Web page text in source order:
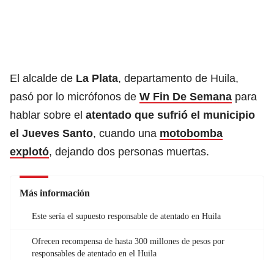
El alcalde de La Plata, departamento de Huila,
pasó por lo micrófonos de W Fin De Semana para
hablar sobre el atentado que sufrió el municipio
el Jueves Santo, cuando una motobomba
explotó, dejando dos personas muertas.
Más información
Este sería el supuesto responsable de atentado en Huila
Ofrecen recompensa de hasta 300 millones de pesos por
responsables de atentado en el Huila